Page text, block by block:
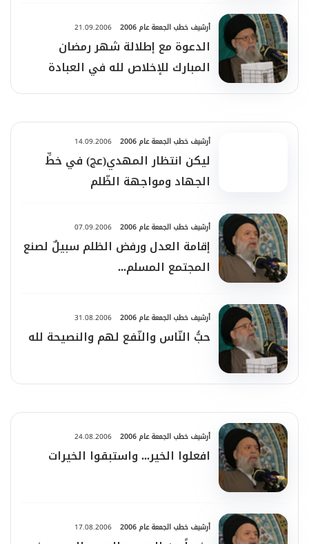
أرشيف خطب الجمعة عام 2006 21.09.2006
الدعوة مع إطلالة شهر رمضان
المبارك للإخلاص لله في العبادة
والتمسّك بنهج العزّة والكرامة
أرشيف خطب الجمعة عام 2006 14.09.2006
ليكن انتظار المهدي(عج) في خطِّ
الجهاد ومواجهة الظّلم
إقامة العدل ورفض الظلم سبيلٌ لصنع
المجتمع المسلم...
حبُّ النّاس والنّفع لهم والنصيحة لله
افعلوا الخير... واستبقوا الخيرات
أرشيف خطب الجمعة عام 2006